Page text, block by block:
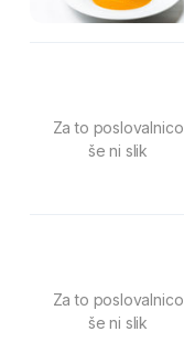
Za to poslovalnico
še ni slik
Za to poslovalnico
še ni slik